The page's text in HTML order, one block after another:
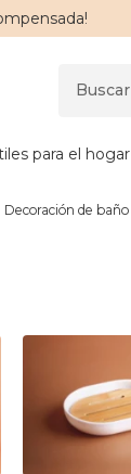
para el hogar
Decoración de baño